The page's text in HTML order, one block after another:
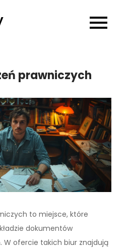
prawniczych
to miejsce, które
dokumentów
W ofercie takich biur znajdują